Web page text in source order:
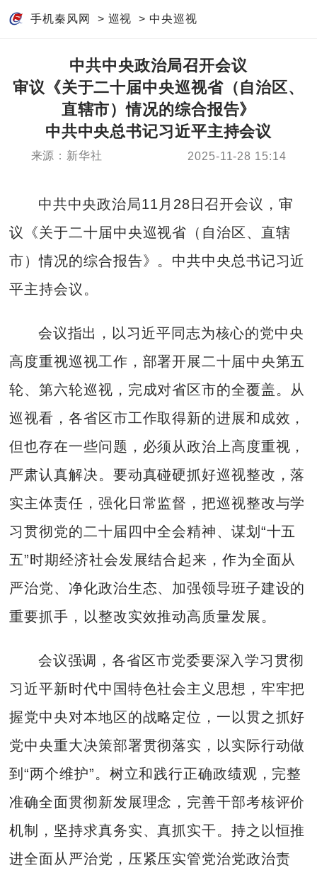
手机秦风网 > 巡视 > 中央巡视
中共中央政治局召开会议
审议《关于二十届中央巡视省（自治区、
直辖市）情况的综合报告》
中共中央总书记习近平主持会议
来源：新华社 2025-11-28 15:14
中共中央政治局11月28日召开会议，审
议《关于二十届中央巡视省（自治区、直辖
市）情况的综合报告》。中共中央总书记习近
平主持会议。
会议指出，以习近平同志为核心的党中央
高度重视巡视工作，部署开展二十届中央第五
轮、第六轮巡视，完成对省区市的全覆盖。从
巡视看，各省区市工作取得新的进展和成效，
但也存在一些问题，必须从政治上高度重视，
严肃认真解决。要动真碰硬抓好巡视整改，落
实主体责任，强化日常监督，把巡视整改与学
习贯彻党的二十届四中全会精神、谋划“十五
五”时期经济社会发展结合起来，作为全面从
严治党、净化政治生态、加强领导班子建设的
重要抓手，以整改实效推动高质量发展。
会议强调，各省区市党委要深入学习贯彻
习近平新时代中国特色社会主义思想，牢牢把
握党中央对本地区的战略定位，一以贯之抓好
党中央重大决策部署贯彻落实，以实际行动做
到“两个维护”。树立和践行正确政绩观，完整
准确全面贯彻新发展理念，完善干部考核评价
机制，坚持求真务实、真抓实干。持之以恒推
进全面从严治党，压紧压实管党治党政治责